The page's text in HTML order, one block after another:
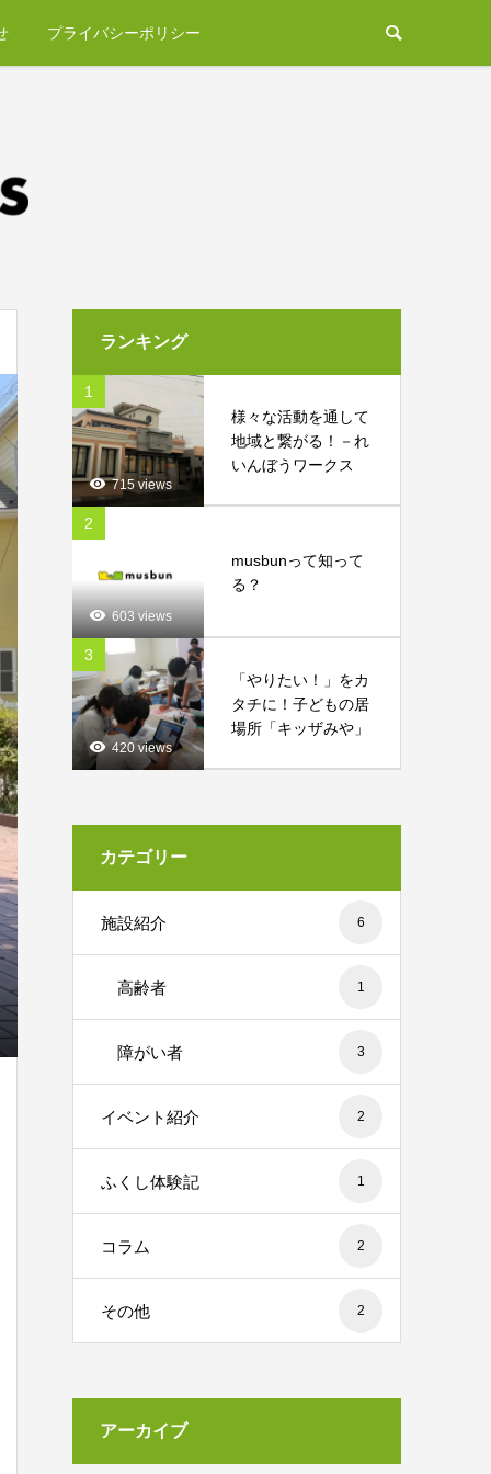
プライバシーポリシー
ランキング
1
715 views
様々な活動を通して
地域と繋がる！－れ
いんぼうワークス
2
603 views
musbunって知って
る？
3
420 views
「やりたい！」をカ
タチに！子どもの居
場所「キッザみや」
カテゴリー
施設紹介 6
高齢者 1
障がい者 3
イベント紹介 2
ふくし体験記 1
コラム 2
その他 2
アーカイブ